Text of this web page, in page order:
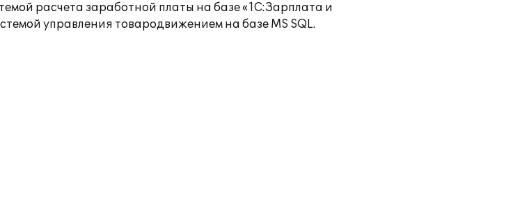
расчета заработной платы на базе «1С:Зарплата и
управления товародвижением на базе MS SQL.